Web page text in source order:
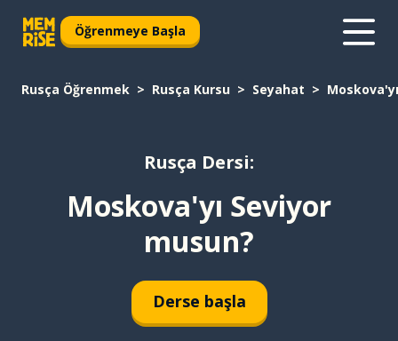
Öğrenmeye Başla
Rusça Öğrenmek Rusça Kursu Seyahat
Rusça Dersi:
Moskova'yı Seviyor
musun?
Derse başla